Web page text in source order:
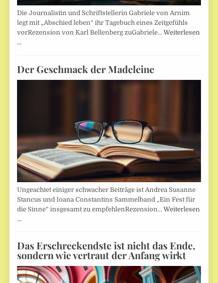
Die Journalistin und Schriftstellerin Gabriele von Arnim
legt mit „Abschied leben“ ihr Tagebuch eines Zeitgefühls
vorRezension von Karl Bellenberg zuGabriele…Weiterlesen
…
Der Geschmack der Madeleine
Ungeachtet einiger schwacher Beiträge ist Andrea Susanne
Stancus und Ioana Constantins Sammelband „Ein Fest für
die Sinne“ insgesamt zu empfehlenRezension…Weiterlesen
…
Das Erschreckendste ist nicht das Ende,
sondern wie vertraut der Anfang wirkt